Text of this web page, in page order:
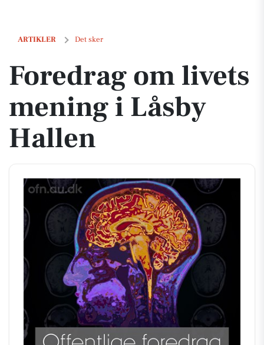
ARTIKLER Det sker
Foredrag om livets mening i Låsby Hallen
Foredrag om livets
mening i Låsby
Hallen